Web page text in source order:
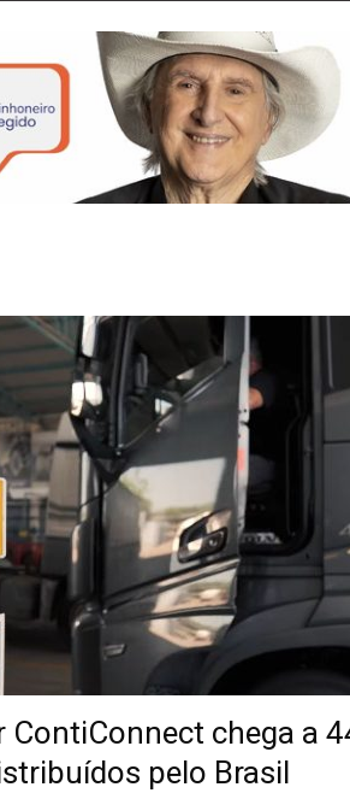
ContiConnect chega a
pelo Brasil